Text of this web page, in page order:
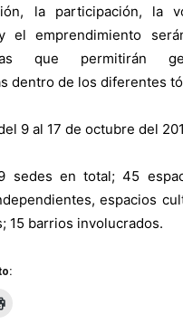
la participación, la
el emprendimiento
que permitirán
dentro de los diferentes
9 al 17 de octubre del
sedes en total; 45
espacios
15 barrios involucrados.